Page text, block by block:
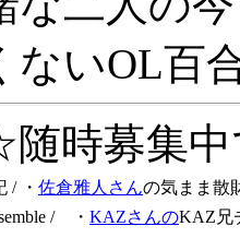
ないOL百
時募集
/ ・ 佐倉雅人さんの気まま散
/ ・ KAZさんのKAZ兄